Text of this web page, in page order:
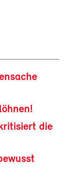
die